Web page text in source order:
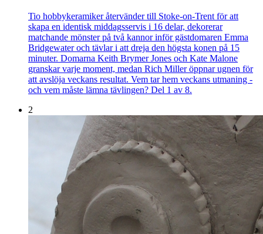
Tio hobbykeramiker återvänder till Stoke-on-Trent för att
skapa en identisk middagsservis i 16 delar, dekorerar
matchande mönster på två kannor inför gästdomaren Emma
Bridgewater och tävlar i att dreja den högsta konen på 15
minuter. Domarna Keith Brymer Jones och Kate Malone
granskar varje moment, medan Rich Miller öppnar ugnen för
att avslöja veckans resultat. Vem tar hem veckans utmaning -
och vem måste lämna tävlingen? Del 1 av 8.
2